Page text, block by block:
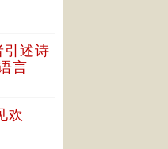
引述诗
言
欢